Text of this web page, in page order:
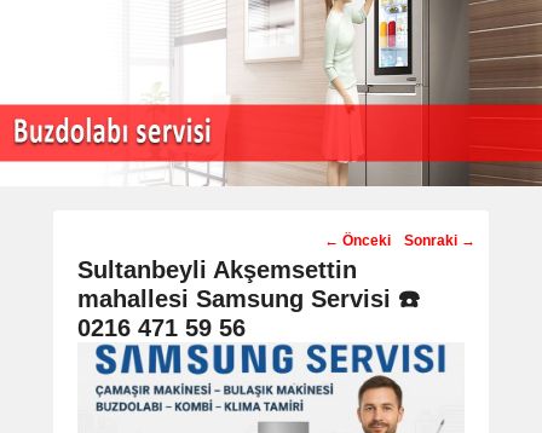
Post
navigation
← Önceki Sonraki →
Sultanbeyli Akşemsettin
mahallesi Samsung Servisi ☎️
0216 471 59 56